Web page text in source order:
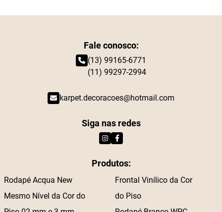
Fale conosco:
(13) 99165-6771
(11) 99297-2994
karpet.decoracoes@hotmail.com
Siga nas redes
Produtos:
Rodapé Acqua New
Mesmo Nível da Cor do
Frontal Vinílico da Cor
do Piso